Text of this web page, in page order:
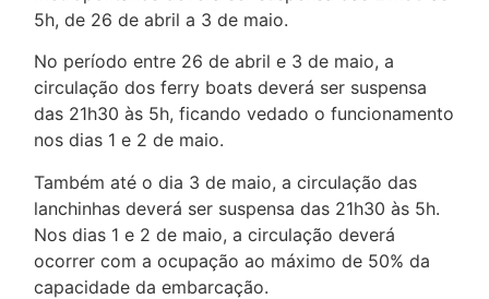
5h, de 26 de abril a 3 de maio.
No período entre 26 de abril e 3 de maio, a
circulação dos ferry boats deverá ser suspensa
das 21h30 às 5h, ficando vedado o funcionamento
nos dias 1 e 2 de maio.
Também até o dia 3 de maio, a circulação das
lanchinhas deverá ser suspensa das 21h30 às 5h.
Nos dias 1 e 2 de maio, a circulação deverá
ocorrer com a ocupação ao máximo de 50% da
capacidade da embarcação.